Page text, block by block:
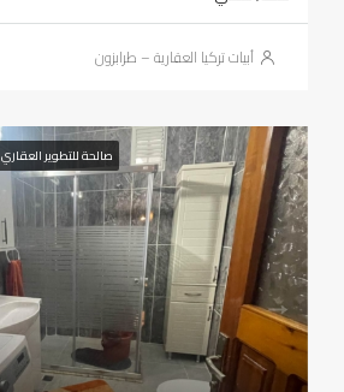
أبيات تركيا العقارية – طرابزون
صالحة للتطوير العقاري